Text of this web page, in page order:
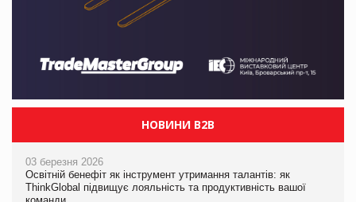
НОВИНИ B2B
03 березня 2026
Освітній бенефіт як інструмент утримання талантів: як
ThinkGlobal підвищує лояльність та продуктивність вашої